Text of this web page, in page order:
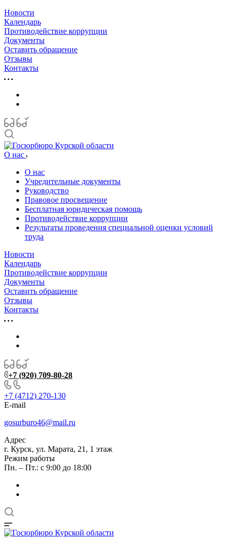
Новости
Календарь
Противодействие коррупции
Документы
Оставить обращение
Отзывы
Контакты
О нас
О нас
Учредительные документы
Руководство
Правовое просвещение
Бесплатная юридическая помощь
Противодействие коррупции
Результаты проведения специальной оценки условий
труда
Новости
Календарь
Противодействие коррупции
Документы
Оставить обращение
Отзывы
Контакты
+7 (920) 709-80-28
+7 (4712) 270-130
E-mail
gosurburo46@mail.ru
Адрес
г. Курск, ул. Марата, 21, 1 этаж
Режим работы
Пн. – Пт.: с 9:00 до 18:00